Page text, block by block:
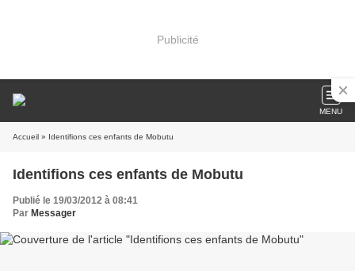
Publicité
MENU
Accueil » Identifions ces enfants de Mobutu
Identifions ces enfants de Mobutu
Publié le 19/03/2012 à 08:41
Par Messager